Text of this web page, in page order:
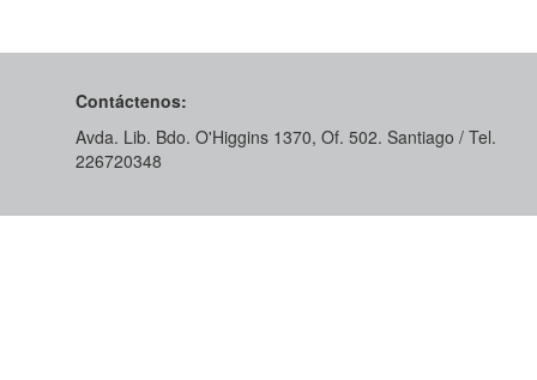
Contáctenos:
Avda. Lib. Bdo. O'Higgins 1370, Of. 502. Santiago / Tel.
226720348